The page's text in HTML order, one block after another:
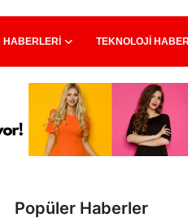
HABERLERI TEKNOLOJI
Popüler Haberler